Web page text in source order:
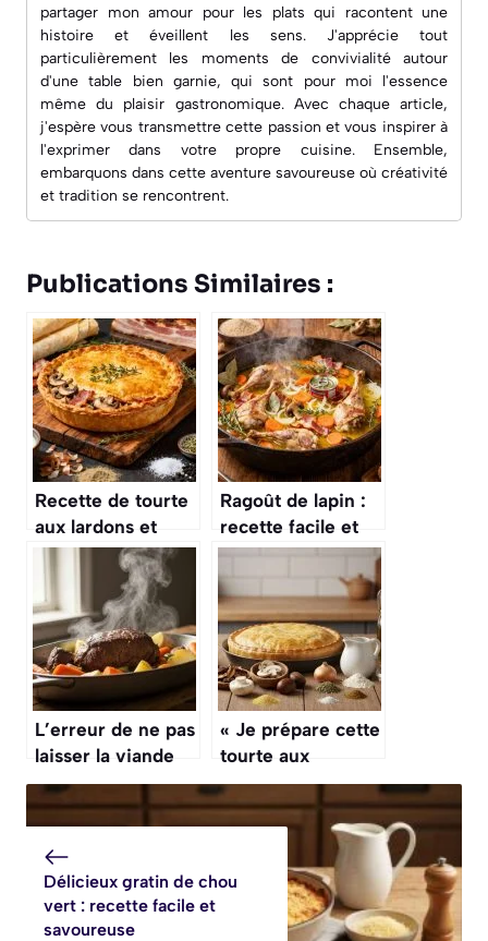
partager mon amour pour les plats qui racontent une
histoire et éveillent les sens. J'apprécie tout
particulièrement les moments de convivialité autour
d'une table bien garnie, qui sont pour moi l'essence
même du plaisir gastronomique. Avec chaque article,
j'espère vous transmettre cette passion et vous inspirer à
l'exprimer dans votre propre cuisine. Ensemble,
embarquons dans cette aventure savoureuse où créativité
et tradition se rencontrent.
Publications Similaires :
Recette de tourte
aux lardons et
champignons : un
délice facile à
réaliser
Ragoût de lapin :
recette facile et
savoureuse
L’erreur de ne pas
laisser la viande
mijotée refroidir
dans son jus, ce
qui la rend moins
savoureuse
« Je prépare cette
tourte aux
champignons le
dimanche et elle
me sauve deux
semaine, c’est ma
recette fétiche »
Délicieux gratin de chou
vert : recette facile et
savoureuse